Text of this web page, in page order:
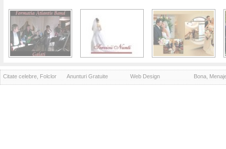
Citate celebre, Folclor Anunturi Gratuite Web Design Bona,